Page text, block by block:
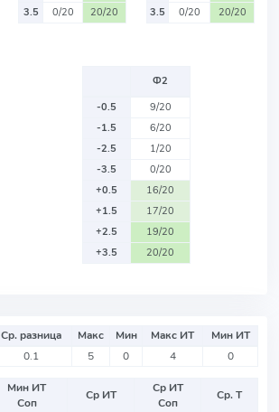
3.5
0/20 20/20
3.5
0/20 20/20
Ф2
-0.5
9/20
-1.5
6/20
-2.5
1/20
-3.5
0/20
+0.5
16/20
+1.5
17/20
+2.5
19/20
+3.5
20/20
Ср. разница Макс Мин Макс ИТ
Мин ИТ
0.1 5 0 4 0
Мин ИТ
Соп
Ср ИТ
Ср ИТ
Соп
Ср. Т